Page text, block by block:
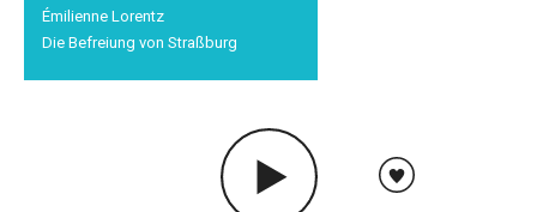
Émilienne Lorentz
Die Befreiung von Straßburg